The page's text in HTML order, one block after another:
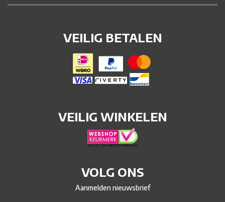
VEILIG BETALEN
VEILIG WINKELEN
VOLG ONS
Aanmelden nieuwsbrief